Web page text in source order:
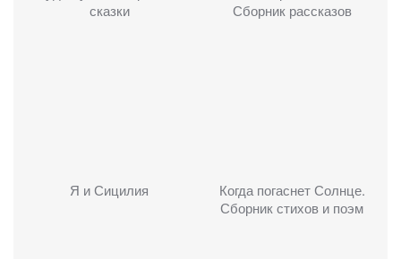
сказки
Сборник рассказов
Я и Сицилия
Когда погаснет Солнце.
Сборник стихов и поэм